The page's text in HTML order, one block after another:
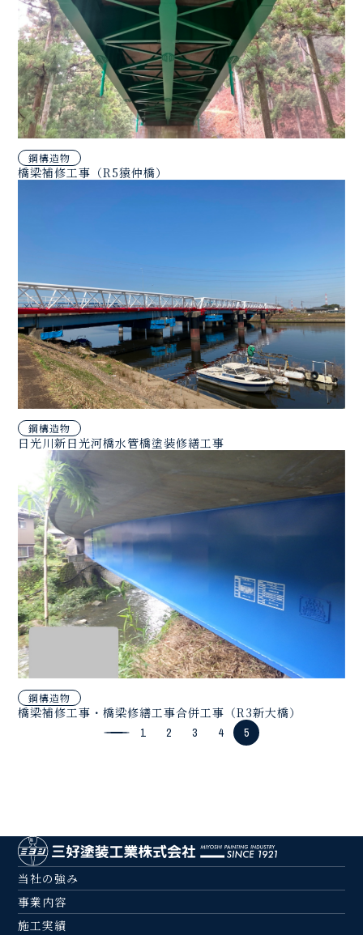
鋼構造物
橋梁補修工事（R5猿仲橋）
鋼構造物
日光川新日光河橋水管橋塗装修繕工事
鋼構造物
橋梁補修工事・橋梁修繕工事合併工事（R3新大橋）
1 2 3 4 5
当社の強み
事業内容
施工実績